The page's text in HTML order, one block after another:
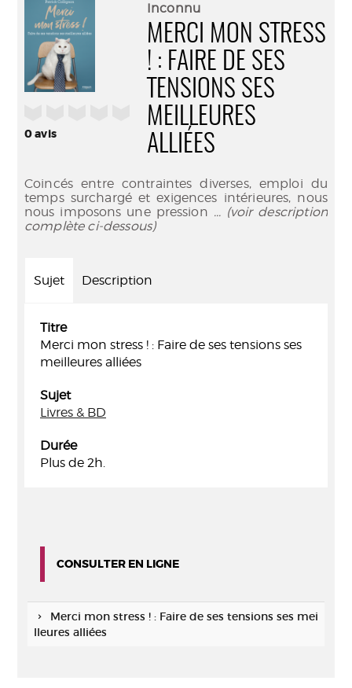
mail
0avis
Inconnu
MERCI MON STRESS
! : FAIRE DE SES
TENSIONS SES
MEILLEURES
ALLIÉES
Coincés entre contraintes diverses, emploi du
temps surchargé et exigences intérieures, nous
nous imposons une pression ... (voir description
complète ci-dessous)
Sujet Description
Titre
Merci mon stress ! : Faire de ses tensions ses
meilleures alliées
Sujet
Livres & BD
Durée
Plus de 2h.
CONSULTER EN LIGNE
Merci mon stress ! : Faire de ses tensions ses mei
lleures alliées